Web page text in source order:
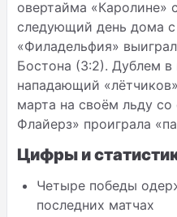
овертайма «Каролине»
следующий день дома
«Филадельфия»
Бостона (3:2). Дублем в
нападающий
марта на своём льду
Флайерз» проиграла
Цифры и
Четыре победы
последних матчах